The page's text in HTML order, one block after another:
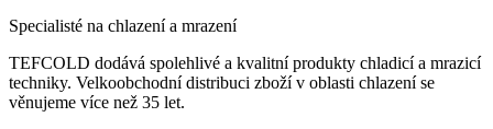
Specialisté na chlazení a mrazení
TEFCOLD dodává spolehlivé a kvalitní produkty chladicí a mrazicí
techniky. Velkoobchodní distribuci zboží v oblasti chlazení se
věnujeme více než 35 let.